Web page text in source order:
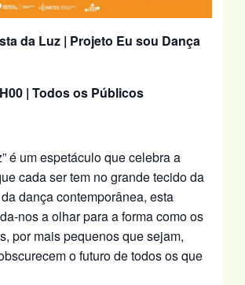
da Luz | Projeto Eu sou Dança
| Todos os Públicos
é um espetáculo que celebra a
cada ser tem no grande tecido da
dança contemporânea, esta
nos a olhar para a forma como os
por mais pequenos que sejam,
o futuro de todos os que